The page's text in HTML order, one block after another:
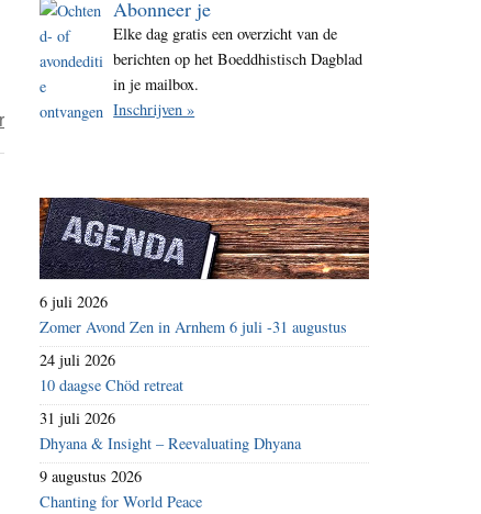
i
t
over
nepnieuws
Abonneer je
Elke dag gratis een overzicht van de
berichten op het Boeddhistisch Dagblad
in je mailbox.
Inschrijven »
6 juli 2026
Zomer Avond Zen in Arnhem 6 juli -31 augustus
24 juli 2026
10 daagse Chöd retreat
31 juli 2026
Dhyana & Insight – Reevaluating Dhyana
9 augustus 2026
Chanting for World Peace